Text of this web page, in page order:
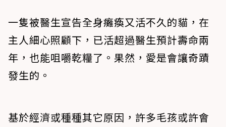
一隻被醫生宣告全身癱瘓又活不久的貓，在
主人細心照顧下，已活超過醫生預計壽命兩
年，也能咀嚼乾糧了。果然，愛是會讓奇蹟
發生的。
基於經濟或種種其它原因，許多毛孩或許會